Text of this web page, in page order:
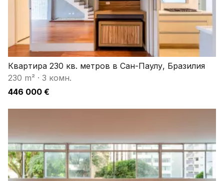
Квартира 230 кв. метров в Сан-Паулу, Бразилия
230 m² · 3 комн.
446 000 €